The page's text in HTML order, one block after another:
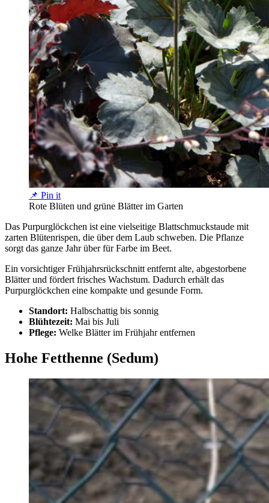
📌 Pin it
Rote Blüten und grüne Blätter im Garten
Das Purpurglöckchen ist eine vielseitige Blattschmuckstaude mit
zarten Blütenrispen, die über dem Laub schweben. Die Pflanze
sorgt das ganze Jahr über für Farbe im Beet.
Ein vorsichtiger Frühjahrsrückschnitt entfernt alte, abgestorbene
Blätter und fördert frisches Wachstum. Dadurch erhält das
Purpurglöckchen eine kompakte und gesunde Form.
Standort: Halbschattig bis sonnig
Blühtezeit: Mai bis Juli
Pflege: Welke Blätter im Frühjahr entfernen
Hohe Fetthenne (Sedum)